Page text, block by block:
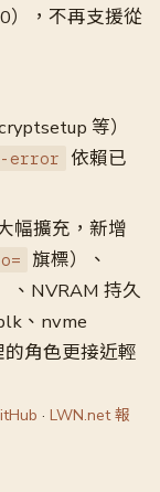
），不再支援從
等）
error
依賴已
幅擴充，新增
旗標）、
、NVRAM 持久
、nvme
角色更接近輕
· LWN.net 報